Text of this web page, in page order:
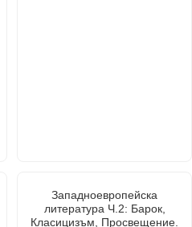
Западноевропейска
литература Ч.2: Барок,
Класицизъм, Просвещение.